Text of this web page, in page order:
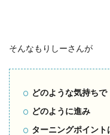
そんなもりしーさんが
どのような気持ちで
どのように進み
ターニングポイント